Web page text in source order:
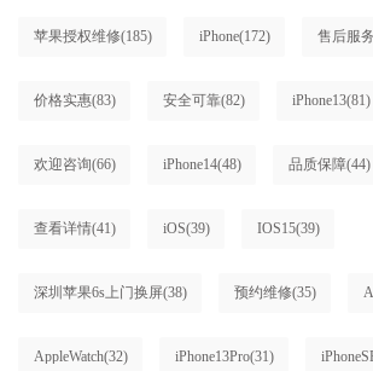
苹果授权维修(185) iPhone(172) 售后服
价格实惠(83) 安全可靠(82) iPhone13(81)
欢迎咨询(66) iPhone14(48) 品质保障(44)
查看详情(41) iOS(39) IOS15(39)
深圳苹果6s上门换屏(38) 预约维修(35)
AppleWatch(32) iPhone13Pro(31)